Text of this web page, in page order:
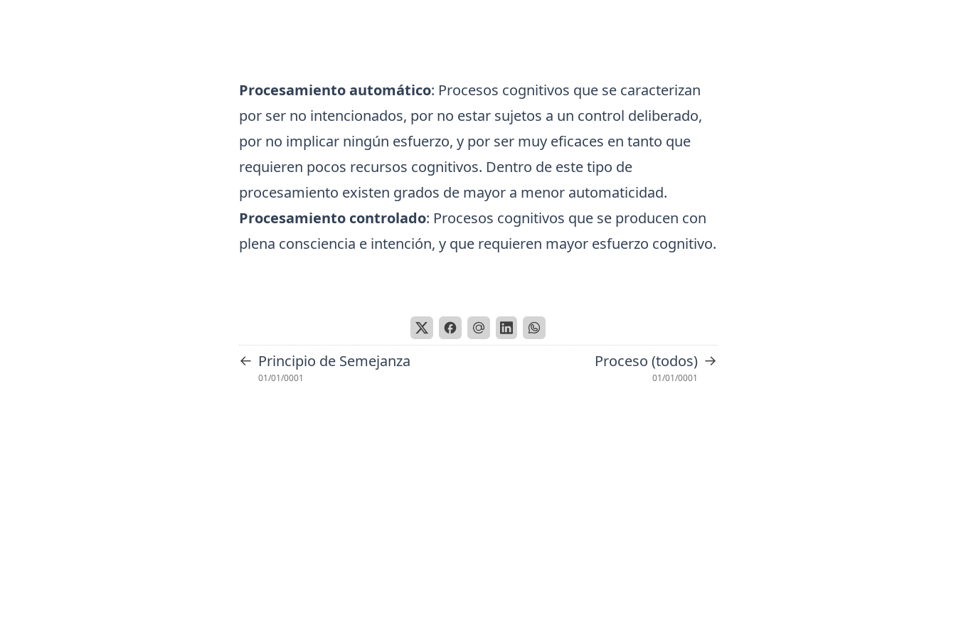
Procesamiento automático: Procesos cognitivos que se caracterizan
por ser no intencionados, por no estar sujetos a un control deliberado,
por no implicar ningún esfuerzo, y por ser muy eficaces en tanto que
requieren pocos recursos cognitivos. Dentro de este tipo de
procesamiento existen grados de mayor a menor automaticidad.
Procesamiento controlado: Procesos cognitivos que se producen con
plena consciencia e intención, y que requieren mayor esfuerzo cognitivo.
← Principio de Semejanza
01/01/0001
Proceso (todos)
01/01/0001
→